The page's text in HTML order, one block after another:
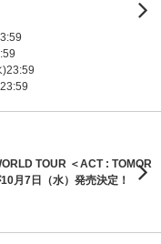
)23:59
TOUR ＜ACT : TOMOR
月7日（水）発売決定！